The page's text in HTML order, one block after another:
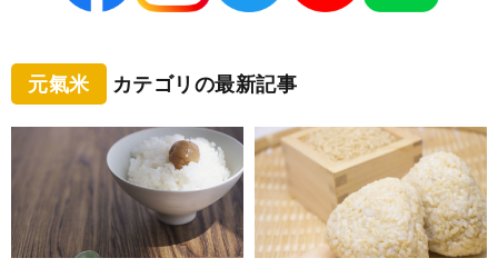
元氣米 カテゴリの最新記事